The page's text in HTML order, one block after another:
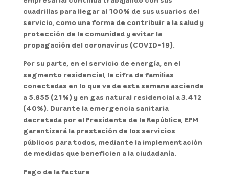
cuadrillas para llegar al 100% de sus usuarios del
servicio, como una forma de contribuir a la salud y
protección de la comunidad y evitar la
propagación del coronavirus (COVID-19).
Por su parte, en el servicio de energía, en el
segmento residencial, la cifra de familias
conectadas en lo que va de esta semana asciende
a 5.855 (21%) y en gas natural residencial a 3.412
(40%). Durante la emergencia sanitaria
decretada por el Presidente de la República, EPM
garantizará la prestación de los servicios
públicos para todos, mediante la implementación
de medidas que beneficien a la ciudadanía.
Pago de la factura